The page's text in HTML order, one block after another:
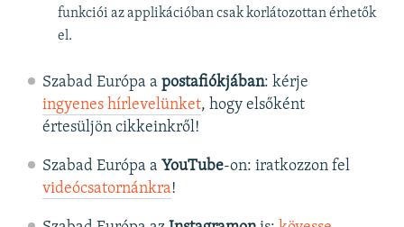
funkciói az applikációban csak korlátozottan érhetők
el.
Szabad Európa a postafiókjában: kérje
ingyenes hírlevelünket, hogy elsőként
értesüljön cikkeinkről!
Szabad Európa a YouTube-on: iratkozzon fel
videócsatornánkra!